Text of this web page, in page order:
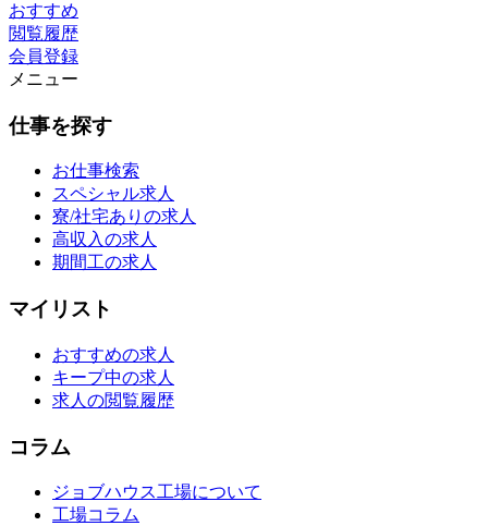
おすすめ
閲覧履歴
会員登録
メニュー
仕事を探す
お仕事検索
スペシャル求人
寮/社宅ありの求人
高収入の求人
期間工の求人
マイリスト
おすすめの求人
キープ中の求人
求人の閲覧履歴
コラム
ジョブハウス工場について
工場コラム